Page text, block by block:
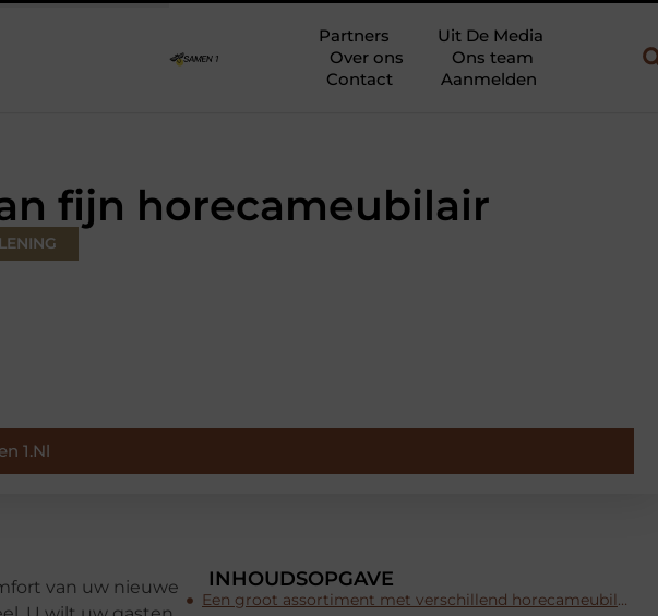
Partners
Uit De Media
Over ons
Ons team
Contact
Aanmelden
fijn horecameubilair
1.nl
van uw nieuwe
INHOUDSOPGAVE
Een groot assortiment met verschillend horecameubilair